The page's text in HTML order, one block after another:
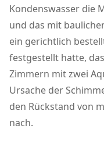
Kondenswasser die
und das mit
ein gerichtlich
festgestellt hatte,
Zimmern mit zwei
Ursache der
den Rückstand von
nach.